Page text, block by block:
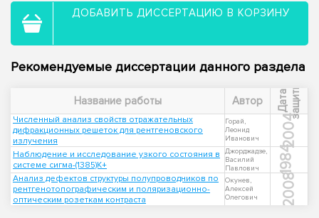
ДОБАВИТЬ ДИССЕРТАЦИЮ В КОРЗИНУ
Рекомендуемые диссертации данного раздела
Название работы Автор Д
а
т
а
з
а
щ
и
т ы
Численный анализ свойств отражательных
дифракционных решеток для рентгеновского
излучения
Горай,
Леонид
Иванович
2004
Наблюдение и исследование узкого состояния в
системе сигма-(1385)К+
Джорджадзе,
Василий
Павлович
1984
Анализ дефектов структуры полупроводников по
рентгенотопографическим и поляризационно-
оптическим розеткам контраста
Окунев,
Алексей
Олегович
2008